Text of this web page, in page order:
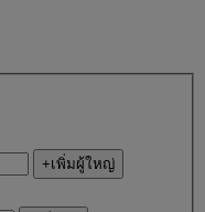
+เพิ่มผู้ใหญ่